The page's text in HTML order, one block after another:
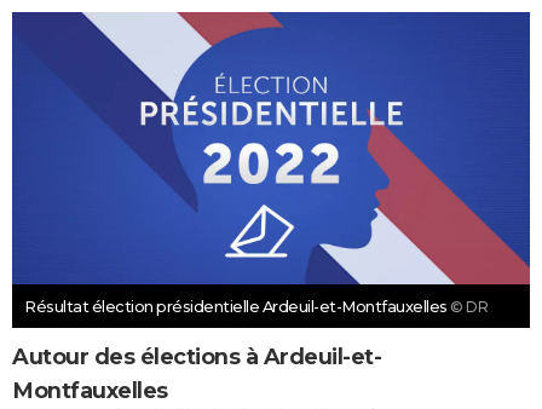
Résultat élection présidentielle Ardeuil-et-Montfauxelles © DR
Autour des élections à Ardeuil-et-
Montfauxelles